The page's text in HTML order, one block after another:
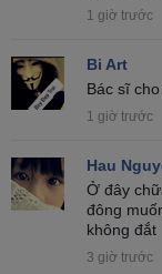
1 giờ trước
Bi Art
Bác sĩ
1 giờ trước
Hau
Ở đây
đông
không đắt
3 giờ trước